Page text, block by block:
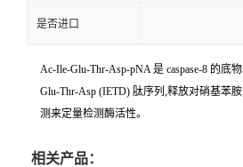
是否进口
Ac-Ile-Glu-Thr-Asp-pNA 是 caspase-8 的底
Glu-Thr-Asp (IETD) 肽序列,释放对硝基苯
测来定量检测酶活性。
相关产品：